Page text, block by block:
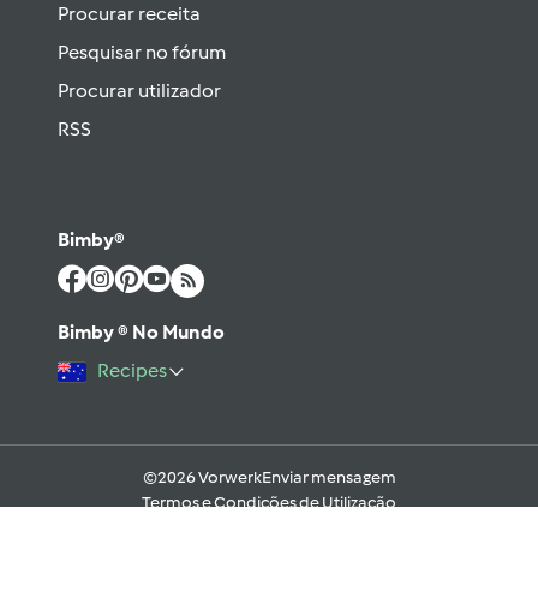
Procurar receita
Pesquisar no fórum
Procurar utilizador
RSS
Bimby®
Bimby ® No Mundo
Recipes
©2026 VorwerkEnviar mensagem
Termos e Condições de Utilização